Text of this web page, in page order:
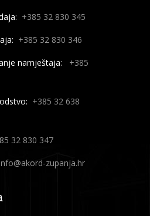
+385 32 830 345
+385 32 830 346
namještaja:
+385
+385 32 638
32 830 347
zupanja.hr